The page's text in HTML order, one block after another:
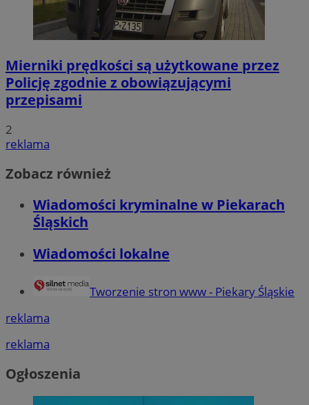
Mierniki prędkości są użytkowane przez
Policję zgodnie z obowiązującymi
przepisami
2
reklama
Zobacz również
Wiadomości kryminalne w Piekarach
Śląskich
Wiadomości lokalne
Tworzenie stron www - Piekary Śląskie
reklama
reklama
Ogłoszenia